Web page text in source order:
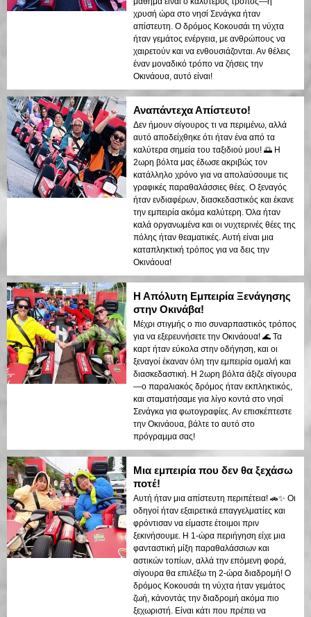
χρυσή ώρα στο νησί Σενάγκα ήταν
απίστευτη. Ο δρόμος Κοκουσάι τη νύχτα
ήταν γεμάτος ενέργεια, με ανθρώπους να
χαιρετούν και να ενθουσιάζονται. Αν θέλεις
έναν μοναδικό τρόπο να ζήσεις την
Οκινάουα, αυτό είναι!
Αναπάντεχα Απίστευτο!
Δεν ήμουν σίγουρος τι να περιμένω, αλλά
αυτό αποδείχθηκε ότι ήταν ένα από τα
καλύτερα σημεία του ταξιδιού μου! 🌅 Η
2ωρη βόλτα μας έδωσε ακριβώς τον
κατάλληλο χρόνο για να απολαύσουμε τις
γραφικές παραθαλάσσιες θέες. Ο ξεναγός
ήταν ενδιαφέρων, διασκεδαστικός και έκανε
την εμπειρία ακόμα καλύτερη. Όλα ήταν
καλά οργανωμένα και οι νυχτερινές θέες της
πόλης ήταν θεαματικές. Αυτή είναι μια
καταπληκτική τρόπος για να δεις την
Οκινάουα!
Η Απόλυτη Εμπειρία Ξενάγησης
στην Οκινάβα!
Μέχρι στιγμής ο πιο συναρπαστικός τρόπος
για να εξερευνήσετε την Οκινάουα! 🌊 Τα
καρτ ήταν εύκολα στην οδήγηση, και οι
ξεναγοί έκαναν όλη την εμπειρία ομαλή και
διασκεδαστική. Η 2ωρη βόλτα άξιζε σίγουρα
—ο παραλιακός δρόμος ήταν εκπληκτικός,
και σταματήσαμε για λίγο κοντά στο νησί
Σενάγκα για φωτογραφίες. Αν επισκέπτεστε
την Οκινάουα, βάλτε το αυτό στο
πρόγραμμα σας!
Μια εμπειρία που δεν θα ξεχάσω
ποτέ!
Αυτή ήταν μια απίστευτη περιπέτεια! 🚗✨ Οι
οδηγοί ήταν εξαιρετικά επαγγελματίες και
φρόντισαν να είμαστε έτοιμοι πριν
ξεκινήσουμε. Η 1-ώρα περιήγηση είχε μια
φανταστική μίξη παραθαλάσσιων και
αστικών τοπίων, αλλά την επόμενη φορά,
σίγουρα θα επιλέξω τη 2-ώρα διαδρομή! Ο
δρόμος Κοκουσάι τη νύχτα ήταν γεμάτος
ζωή, κάνοντάς την διαδρομή ακόμα πιο
ξεχωριστή. Είναι κάτι που πρέπει να